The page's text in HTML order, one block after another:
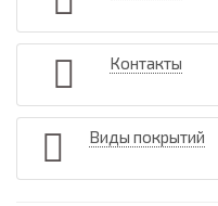
Контакты
Виды покрытий